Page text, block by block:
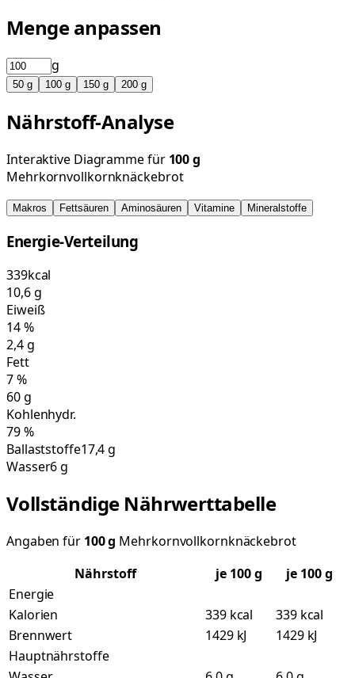
Menge anpassen
g
50 g 100 g 150 g 200 g
Nährstoff-Analyse
Interaktive Diagramme für 100g
Mehrkornvollkornknäckebrot
Makros Fettsäuren Aminosäuren Vitamine Mineralstoffe
Energie-Verteilung
339kcal
10,6g
Eiweiß
14%
2,4g
Fett
7%
60g
Kohlenhydr.
79%
Ballaststoffe17,4 g
Wasser6 g
Vollständige Nährwerttabelle
Angaben für 100g Mehrkornvollkornknäckebrot
Nährstoff
je 100g
je 100 g
Energie
Kalorien
339 kcal
339 kcal
Brennwert
1429 kJ
1429 kJ
Hauptnährstoffe